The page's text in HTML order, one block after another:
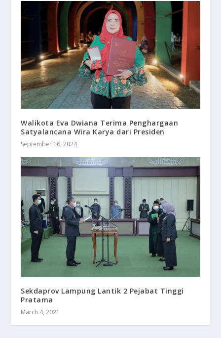
Walikota Eva Dwiana Terima Penghargaan
Satyalancana Wira Karya dari Presiden
September 16, 2024
Sekdaprov Lampung Lantik 2 Pejabat Tinggi
Pratama
March 4, 2021